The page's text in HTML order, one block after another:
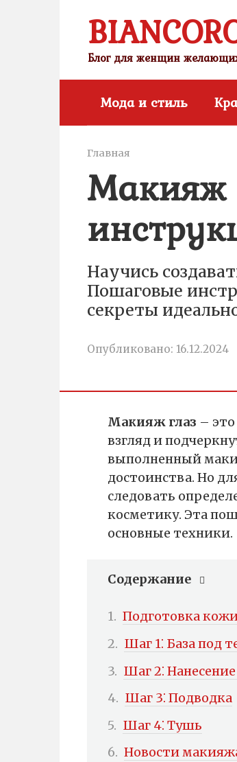
Блог для женщин
Мода и стиль
Главная
Макияж
Научись
Пошаговые
секреты
Опубликовано: 16.12.2024
Макияж глаз –
взгляд и
выполненный
достоинства. Но
следовать
косметику. Эта
основные техники.
Содержание
Подготовка
Шаг 1⁚ База под
Шаг 2⁚
Шаг 3⁚ Подводка
Шаг 4⁚ Тушь
Новости